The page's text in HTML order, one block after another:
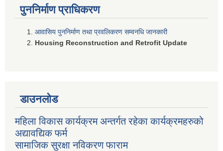
पुननिर्माण प्राधिकरण
आवासिय पुननिर्माण तथा प्रवलिकरण सम्वनधि जानकारी
Housing Reconstruction and Retrofit Update
डाउनलोड
महिला विकास कार्यक्रम अन्तर्गत रहेका कार्यक्रमहरुको
अद्यावद्यिक फर्म
सामाजिक सुरक्षा नविकरण फाराम